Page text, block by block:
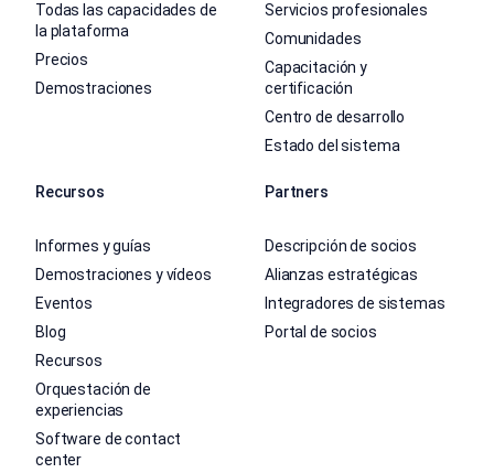
Todas las capacidades de
la plataforma
Precios
Demostraciones
Servicios profesionales
Comunidades
Capacitación y
certificación
Centro de desarrollo
Estado del sistema
Recursos
Informes y guías
Demostraciones y vídeos
Eventos
Blog
Recursos
Orquestación de
experiencias
Software de contact
center
Partners
Descripción de socios
Alianzas estratégicas
Integradores de sistemas
Portal de socios